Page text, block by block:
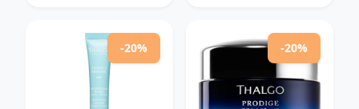
prebiotikami
30 ml
-20% -20%